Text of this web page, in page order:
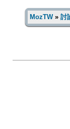
MozTW» 討